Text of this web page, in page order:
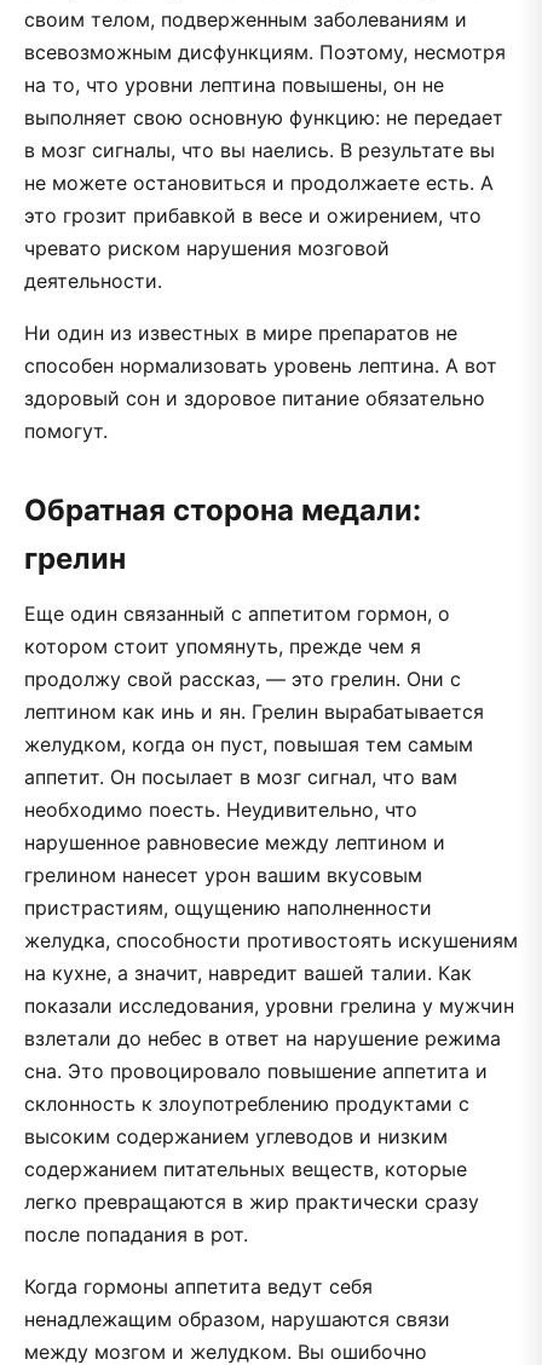
своим телом, подверженным заболеваниям и
всевозможным дисфункциям. Поэтому, несмотря
на то, что уровни лептина повышены, он не
выполняет свою основную функцию: не передает
в мозг сигналы, что вы наелись. В результате вы
не можете остановиться и продолжаете есть. А
это грозит прибавкой в весе и ожирением, что
чревато риском нарушения мозговой
деятельности.
Ни один из известных в мире препаратов не
способен нормализовать уровень лептина. А вот
здоровый сон и здоровое питание обязательно
помогут.
Обратная сторона медали:
грелин
Еще один связанный с аппетитом гормон, о
котором стоит упомянуть, прежде чем я
продолжу свой рассказ, — это грелин. Они с
лептином как инь и ян. Грелин вырабатывается
желудком, когда он пуст, повышая тем самым
аппетит. Он посылает в мозг сигнал, что вам
необходимо поесть. Неудивительно, что
нарушенное равновесие между лептином и
грелином нанесет урон вашим вкусовым
пристрастиям, ощущению наполненности
желудка, способности противостоять искушениям
на кухне, а значит, навредит вашей талии. Как
показали исследования, уровни грелина у мужчин
взлетали до небес в ответ на нарушение режима
сна. Это провоцировало повышение аппетита и
склонность к злоупотреблению продуктами с
высоким содержанием углеводов и низким
содержанием питательных веществ, которые
легко превращаются в жир практически сразу
после попадания в рот.
Когда гормоны аппетита ведут себя
ненадлежащим образом, нарушаются связи
между мозгом и желудком. Вы ошибочно